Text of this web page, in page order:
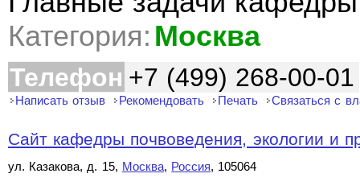
Категория: Москва
Телефон +7 (499) 268-00-01
Написать отзыв Рекомендовать Печать Связаться с
Сайт кафедры почвоведения, экологии и
ул. Казакова, д. 15, Москва, Россия, 105064